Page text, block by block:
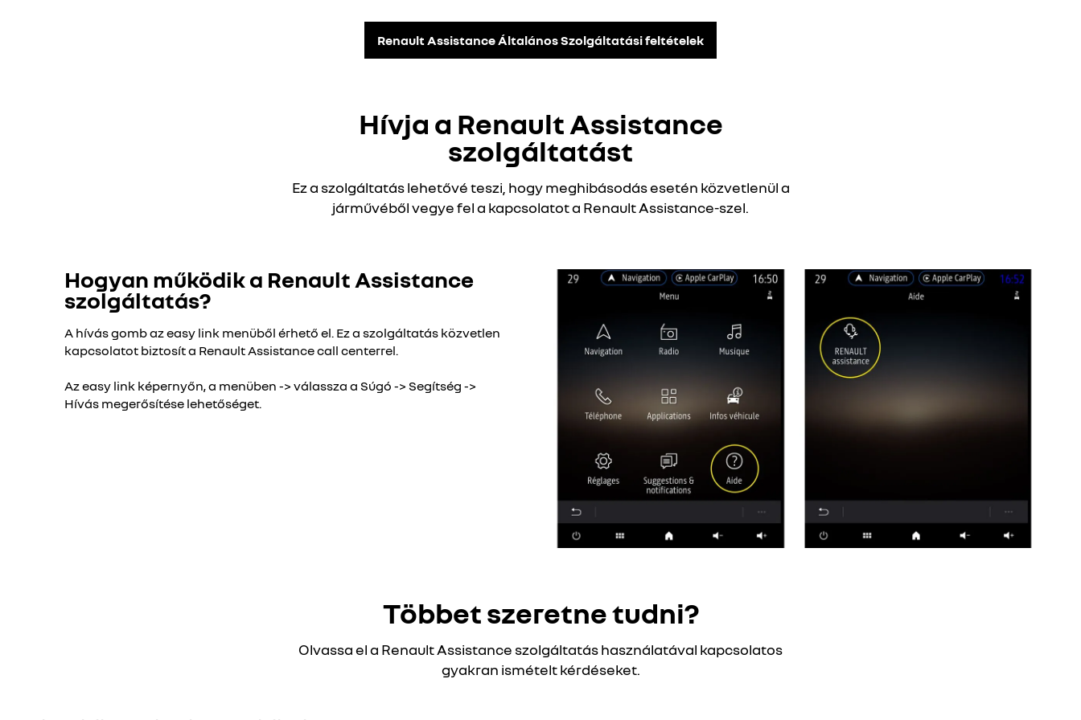
Renault Assistance Általános Szolgáltatási feltételek
Hívja a Renault Assistance
szolgáltatást
Ez a szolgáltatás lehetővé teszi, hogy meghibásodás esetén közvetlenül a
járművéből vegye fel a kapcsolatot a Renault Assistance-szel.
Hogyan működik a Renault Assistance
szolgáltatás?
A hívás gomb az easy link menüből érhető el. Ez a szolgáltatás közvetlen
kapcsolatot biztosít a Renault Assistance call centerrel.
Az easy link képernyőn, a menüben -> válassza a Súgó -> Segítség ->
Hívás megerősítése lehetőséget.
Többet szeretne tudni?
Olvassa el a Renault Assistance szolgáltatás használatával kapcsolatos
gyakran ismételt kérdéseket.